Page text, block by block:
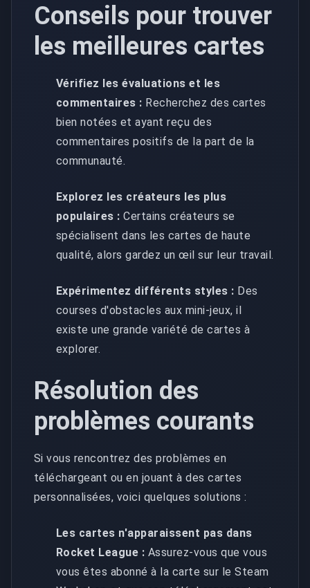
Conseils pour trouver
les meilleures cartes
Vérifiez les évaluations et les
commentaires : Recherchez des cartes
bien notées et ayant reçu des
commentaires positifs de la part de la
communauté.
Explorez les créateurs les plus
populaires : Certains créateurs se
spécialisent dans les cartes de haute
qualité, alors gardez un œil sur leur travail.
Expérimentez différents styles : Des
courses d'obstacles aux mini-jeux, il
existe une grande variété de cartes à
explorer.
Résolution des
problèmes courants
Si vous rencontrez des problèmes en
téléchargeant ou en jouant à des cartes
personnalisées, voici quelques solutions :
Les cartes n'apparaissent pas dans
Rocket League : Assurez-vous que vous
vous êtes abonné à la carte sur le Steam